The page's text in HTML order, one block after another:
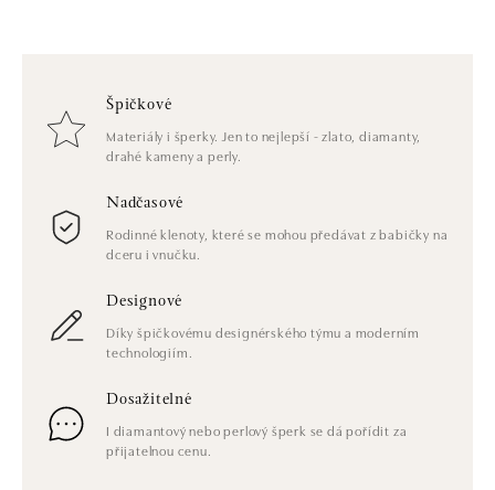
Špičkové
Materiály i šperky. Jen to nejlepší - zlato, diamanty,
drahé kameny a perly.
Nadčasové
Rodinné klenoty, které se mohou předávat z babičky na
dceru i vnučku.
Designové
Díky špičkovému designérského týmu a moderním
technologiím.
Dosažitelné
I diamantový nebo perlový šperk se dá pořídit za
přijatelnou cenu.